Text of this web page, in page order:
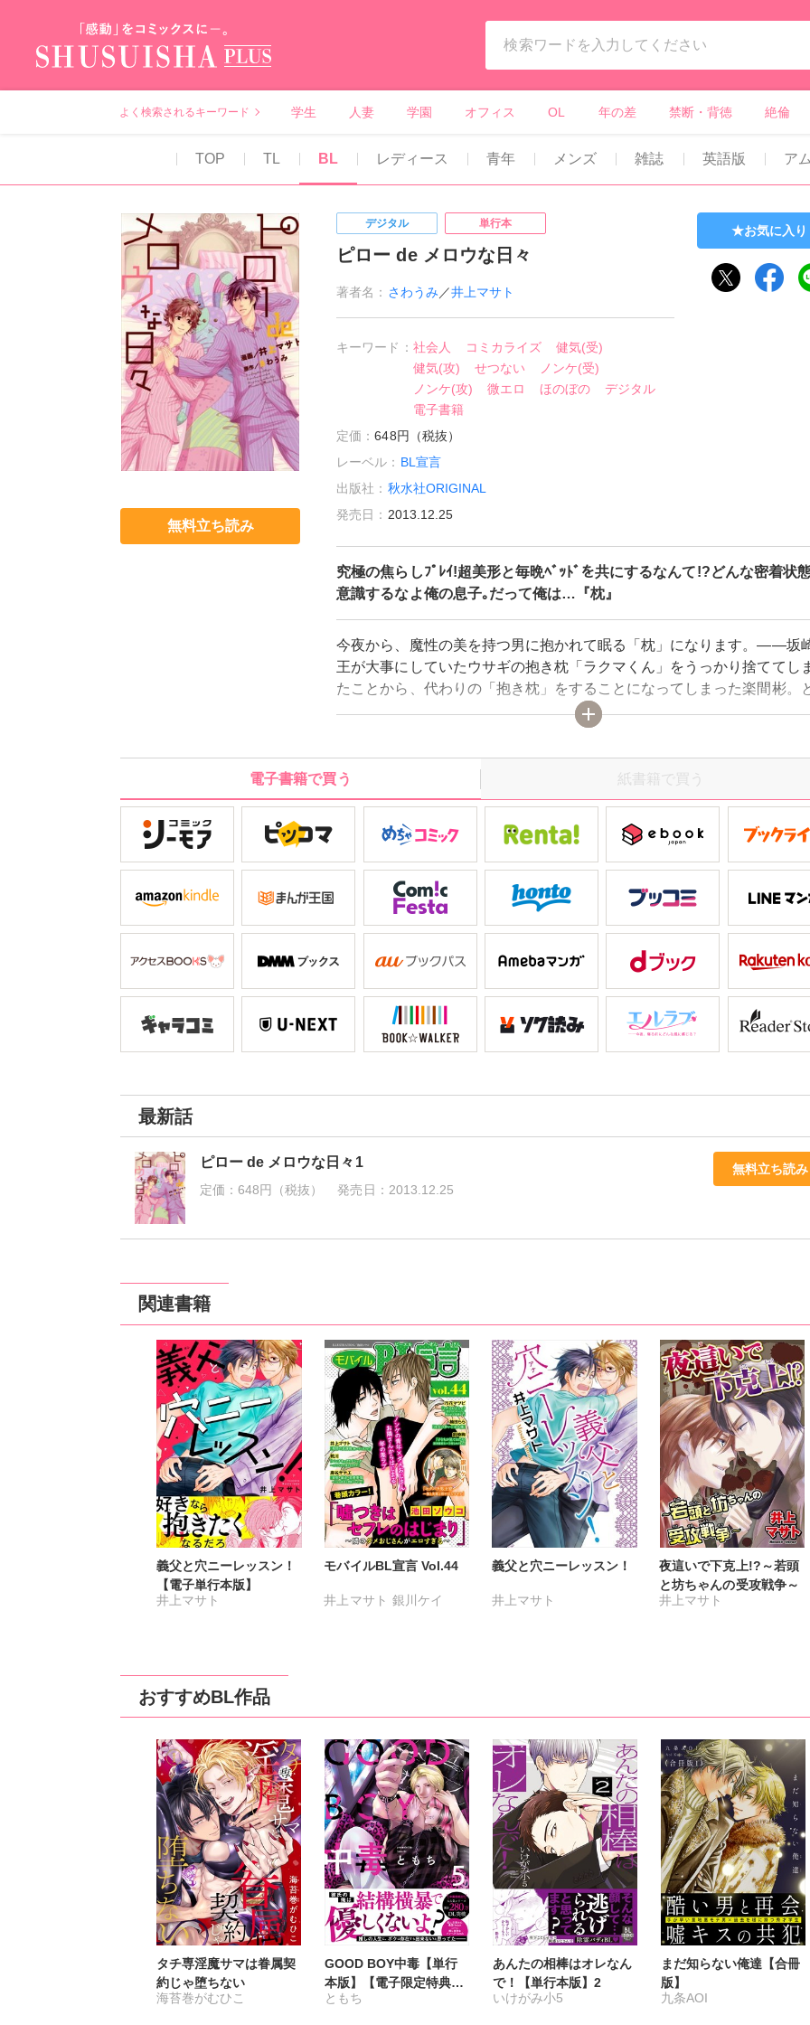
よく検索されるキーワード 学生 人妻 学園 オフィス OL 年の差 禁断・背徳 絶倫
TOP TL BL レディース 青年 メンズ 雑誌 英語版 ア
無料立ち読み
デジタル 単行本
ピロー de メロウな日々
著者名： さわうみ ／井上マサト
キーワード： 社会人 コミカライズ
健気(受)
健気(攻)
せつない
ノンケ(受)
ノンケ(攻)
微エロ ほのぼの
デジタル
電子書籍
定価：648円（税抜）
レーベル： BL宣言
出版社： 秋水社ORIGINAL
発売日： 2013.12.25
お気に入り
究極の焦らしﾌﾟﾚｲ!超美形と毎晩ﾍﾞｯﾄﾞを共にするなんて!?どんな密着状
意識するなよ俺の息子｡だって俺は…『枕』
今夜から、魔性の美を持つ男に抱かれて眠る「枕」になります。――坂
王が大事にしていたウサギの抱き枕「ラクマくん」をうっかり捨ててし
たことから、代わりの「抱き枕」をすることになってしまった楽間彬。
つもない美形だけど超世間知らずな虎王に振り回されながらも、無邪気
顔から目が離せなくなっていって…。正反対なふたりがゆっくり育む、
収録してコミックス化！
電子書籍で買う 紙書籍で買う
最新話
ピロー de メロウな日々1
定価：648円（税抜） 発売日： 2013.12.25
無料立ち読み
関連書籍
義父と穴ニーレッスン！
【電子単行本版】
井上マサト
モバイルBL宣言 Vol.44
井上マサト 銀川ケイ
義父と穴ニーレッスン！
井上マサト
夜這いで下克上!?～若頭
と坊ちゃんの受攻戦争～
井上マサト
おすすめBL作品
タチ専淫魔サマは眷属契
約じゃ堕ちない
海苔巻がむひこ
GOOD BOY中毒【単行
本版】【電子限定特典付
き】5
ともち
あんたの相棒はオレなん
で！【単行本版】2
いけがみ小5
まだ知らない俺達【合冊
版】
九条AOI